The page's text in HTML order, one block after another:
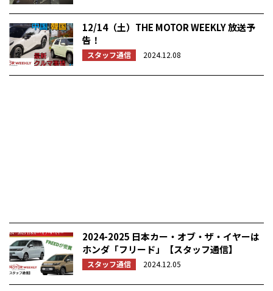
12/14（土）THE MOTOR WEEKLY 放送予
告！
スタッフ通信 2024.12.08
2024-2025 日本カー・オブ・ザ・イヤーは
ホンダ「フリード」【スタッフ通信】
スタッフ通信 2024.12.05